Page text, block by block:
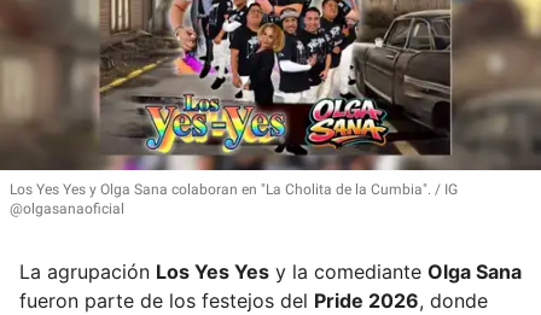
Los Yes Yes y Olga Sana colaboran en "La Cholita de la Cumbia".
IG
@olgasanaoficial
La agrupación Los Yes Yes y la comediante Olga Sana
fueron parte de los festejos del Pride 2026, donde